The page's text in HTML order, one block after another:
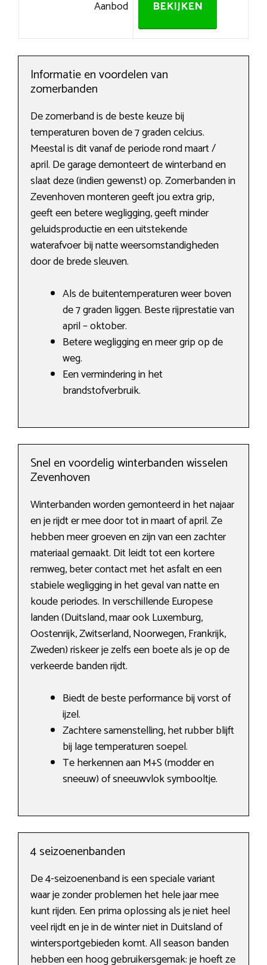
Aanbod BEKIJKEN
Informatie en voordelen van
zomerbanden
De zomerband is de beste keuze bij
temperaturen boven de 7 graden celcius.
Meestal is dit vanaf de periode rond maart /
april. De garage demonteert de winterband en
slaat deze (indien gewenst) op. Zomerbanden in
Zevenhoven monteren geeft jou extra grip,
geeft een betere wegligging, geeft minder
geluidsproductie en een uitstekende
waterafvoer bij natte weersomstandigheden
door de brede sleuven.
Als de buitentemperaturen weer boven
de 7 graden liggen. Beste rijprestatie van
april – oktober.
Betere wegligging en meer grip op de
weg.
Een vermindering in het
brandstofverbruik.
Snel en voordelig winterbanden wisselen
Zevenhoven
Winterbanden worden gemonteerd in het najaar
en je rijdt er mee door tot in maart of april. Ze
hebben meer groeven en zijn van een zachter
materiaal gemaakt. Dit leidt tot een kortere
remweg, beter contact met het asfalt en een
stabiele wegligging in het geval van natte en
koude periodes. In verschillende Europese
landen (Duitsland, maar ook Luxemburg,
Oostenrijk, Zwitserland, Noorwegen, Frankrijk,
Zweden) riskeer je zelfs een boete als je op de
verkeerde banden rijdt.
Biedt de beste performance bij vorst of
ijzel.
Zachtere samenstelling, het rubber blijft
bij lage temperaturen soepel.
Te herkennen aan M+S (modder en
sneeuw) of sneeuwvlok symbooltje.
4 seizoenenbanden
De 4-seizoenenband is een speciale variant
waar je zonder problemen het hele jaar mee
kunt rijden. Een prima oplossing als je niet heel
veel rijdt en je in de winter niet in Duitsland of
wintersportgebieden komt. All season banden
hebben een hoog gebruikersgemak: je hoeft ze